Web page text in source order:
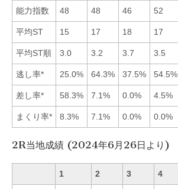
能力指数 48 48 46 52
平均ST 15 17 18 17
平均ST順 3.0 3.2 3.7 3.5
逃し率* 25.0% 64.3% 37.5% 54.5%
差し率* 58.3% 7.1% 0.0% 4.5%
まくり率* 8.3% 7.1% 0.0% 0.0%
2R当地成績 (2024年6月26日より)
1 2 3 4